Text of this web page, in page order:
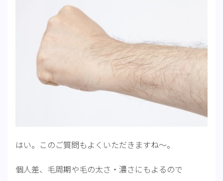
はい。このご質問もよくいただきますね～。
個人差、毛周期や毛の太さ・濃さにもよるので